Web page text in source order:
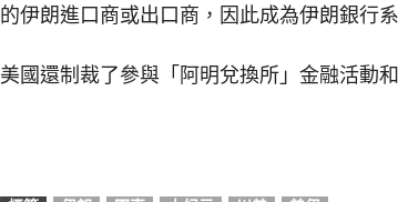
的伊朗進口商或出口商，因此成為伊朗銀行
美國還制裁了參與「阿明兌換所」金融活動